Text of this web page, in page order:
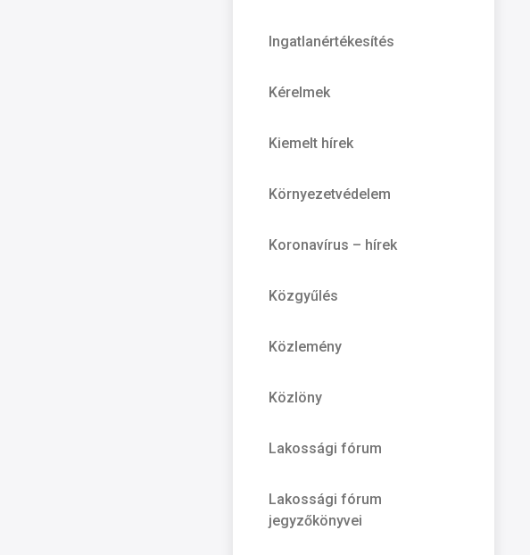
Ingatlanértékesítés
Kérelmek
Kiemelt hírek
Környezetvédelem
Koronavírus – hírek
Közgyűlés
Közlemény
Közlöny
Lakossági fórum
Lakossági fórum
jegyzőkönyvei